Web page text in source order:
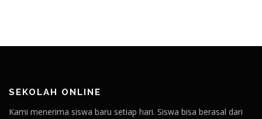
SEKOLAH ONLINE
Kami menerima siswa baru setiap hari. Siswa bisa berasal dari